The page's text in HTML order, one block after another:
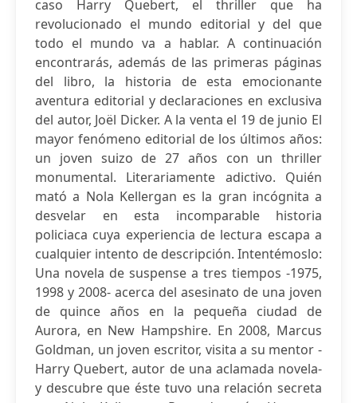
caso Harry Quebert, el thriller que ha
revolucionado el mundo editorial y del que
todo el mundo va a hablar. A continuación
encontrarás, además de las primeras páginas
del libro, la historia de esta emocionante
aventura editorial y declaraciones en exclusiva
del autor, Joël Dicker. A la venta el 19 de junio El
mayor fenómeno editorial de los últimos años:
un joven suizo de 27 años con un thriller
monumental. Literariamente adictivo. Quién
mató a Nola Kellergan es la gran incógnita a
desvelar en esta incomparable historia
policiaca cuya experiencia de lectura escapa a
cualquier intento de descripción. Intentémoslo:
Una novela de suspense a tres tiempos -1975,
1998 y 2008- acerca del asesinato de una joven
de quince años en la pequeña ciudad de
Aurora, en New Hampshire. En 2008, Marcus
Goldman, un joven escritor, visita a su mentor -
Harry Quebert, autor de una aclamada novela-
y descubre que éste tuvo una relación secreta